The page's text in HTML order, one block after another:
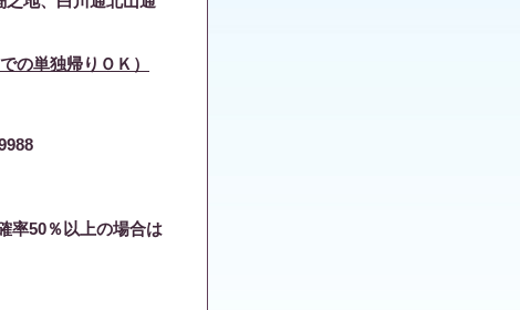
の単独帰りＯＫ）
率50％以上の場合は